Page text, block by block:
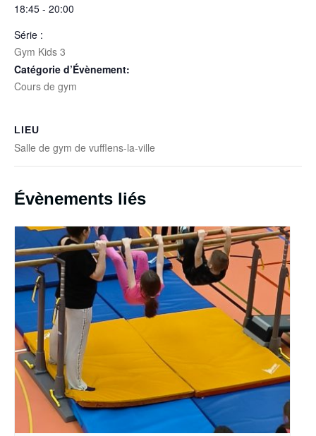
18:45 - 20:00
Série :
Gym Kids 3
Catégorie d’Évènement:
Cours de gym
LIEU
Salle de gym de vufflens-la-ville
Évènements liés